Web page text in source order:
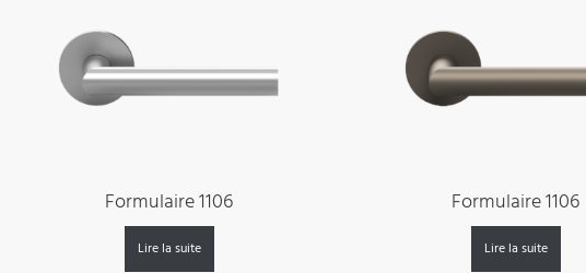
Formulaire 1106
Lire la suite
Formulaire 1106
Lire la suite